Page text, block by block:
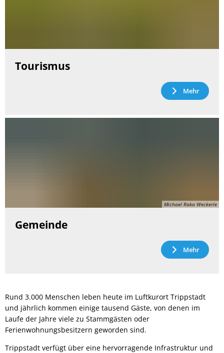
Tourismus
Mehr
Michael Raka Weckerle
Gemeinde
Mehr
Rund 3.000 Menschen leben heute im Luftkurort Trippstadt
und jährlich kommen einige tausend Gäste, von denen im
Laufe der Jahre viele zu Stammgästen oder
Ferienwohnungsbesitzern geworden sind.
Trippstadt verfügt über eine hervorragende Infrastruktur und